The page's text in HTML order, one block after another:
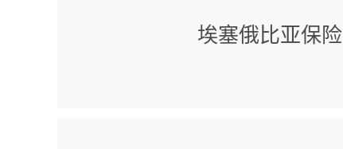
埃塞俄比亚保险